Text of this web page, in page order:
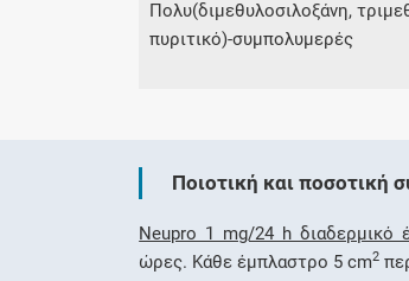
Πολυ(διμεθυλοσιλοξάνη,
πυριτικό)-συμπολυμερές
Ποιοτική και ποσοτική
Neupro 1 mg/24 h διαδερμικό
ώρες. Κάθε έμπλαστρο 5 cm2